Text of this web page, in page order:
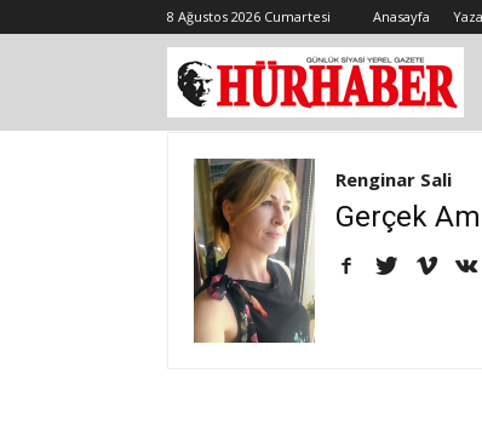
8 Ağustos 2026 Cumartesi Anasayfa
Renginar Sali
Gerçek